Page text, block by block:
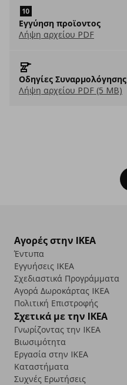
Εγγύηση προϊοντος
Λήψη αρχείου PDF
Οδηγίες Συναρμολόγησης
Λήψη αρχείου PDF (5 MB)
Αγορές στην IKEA
Έντυπα
Εγγυήσεις IKEA
Σχεδιαστικά Προγράμματα
Αγορά Δωρoκάρτας IKEA
Πολιτική Επιστροφής
Σχετικά με την IKEA
Γνωρίζοντας την IKEA
Βιωσιμότητα
Εργασία στην IKEA
Καταστήματα
Συχνές Ερωτήσεις